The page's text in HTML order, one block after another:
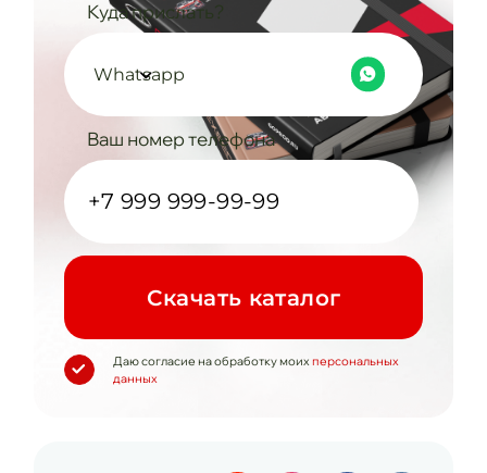
Куда прислать?
Whatsapp
Ваш номер телефона
Cкачать каталог
Даю согласие на обработку моих персональных
данных